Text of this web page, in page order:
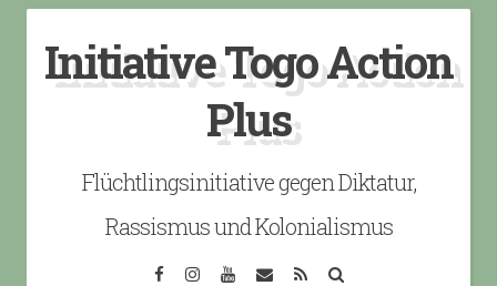
content
Initiative Togo Action
Plus
Flüchtlingsinitiative gegen Diktatur,
Rassismus und Kolonialismus
FacebookInstagramYouTube
EmailRSS